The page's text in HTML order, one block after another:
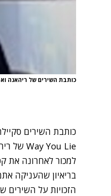
כותבת השירים של ריהאנה
למכור לאחרונה את
בריאיון שהעניקה
הזכויות על